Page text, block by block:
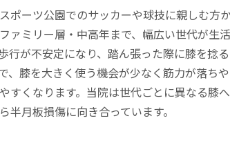
ポーツ公園でのサッカーや球技に親しむ方
ァミリー層・中高年まで、幅広い世代が生
行が不安定になり、踏ん張った際に膝を捻
、膝を大きく使う機会が少なく筋力が落ち
すくなります。当院は世代ごとに異なる膝
月板損傷に向き合っています。